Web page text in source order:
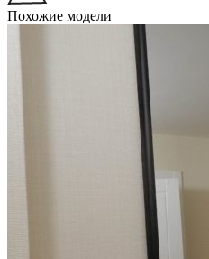
Похожие модели